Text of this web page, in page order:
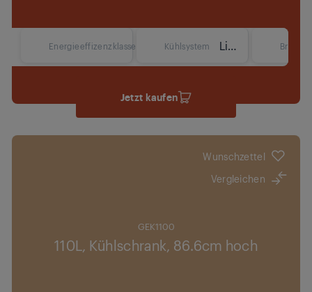
Energieeffizenzklasse Kühlsystem LightFrost Breite
Jetzt kaufen
Wunschzettel
Vergleichen
GEK1100
110L, Kühlschrank, 86.6cm hoch